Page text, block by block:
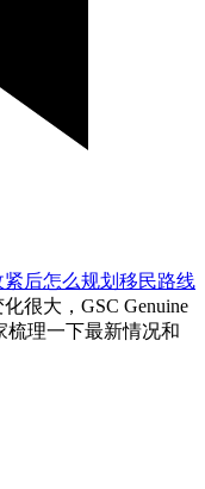
后怎么规划移民路线
很大，GSC Genuine
梳理一下最新情况和